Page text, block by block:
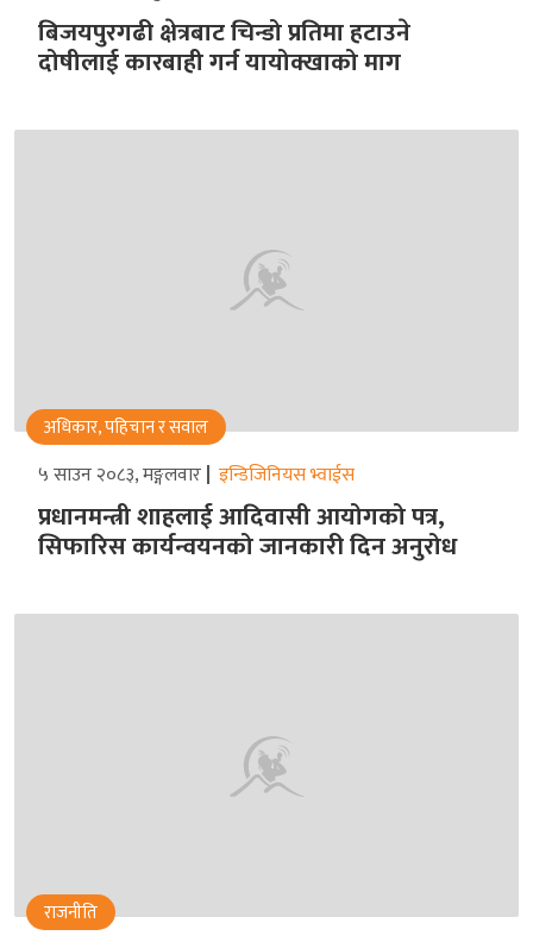
बिजयपुरगढी क्षेत्रबाट चिन्डो प्रतिमा हटाउने
दोषीलाई कारबाही गर्न यायोक्खाको माग
अधिकार, पहिचान र सवाल
५ साउन २०८३, मङ्गलवार इन्डिजिनियस भ्वाईस
प्रधानमन्त्री शाहलाई आदिवासी आयोगको पत्र,
सिफारिस कार्यन्वयनको जानकारी दिन अनुरोध
राजनीति